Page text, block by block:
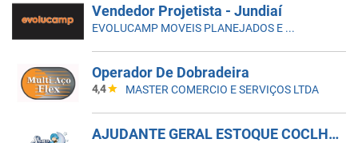
Vendedor Projetista - Jundiaí
EVOLUCAMP MOVEIS PLANEJADOS E MODULADOS
Operador De Dobradeira
4,4 MASTER COMERCIO E SERVIÇOS LTDA
AJUDANTE GERAL ESTOQUE COCLHOES